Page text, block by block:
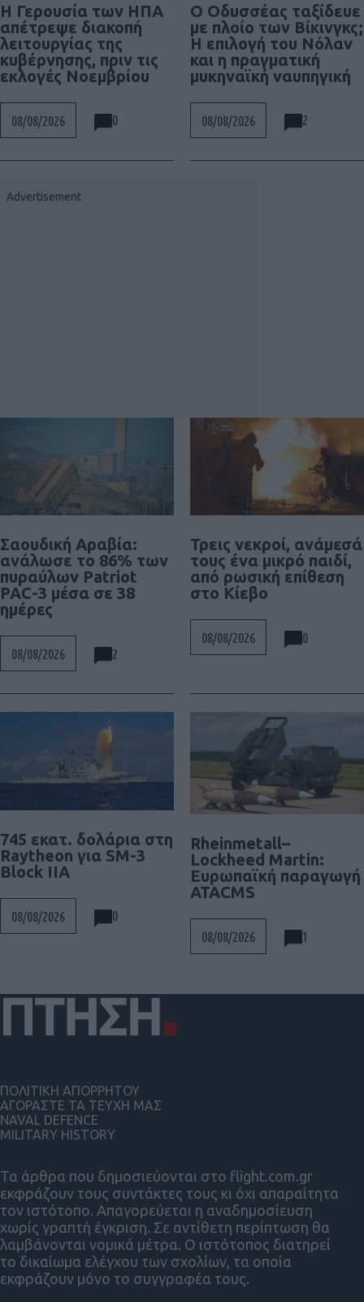
Η Γερουσία των ΗΠΑ
απέτρεψε διακοπή
λειτουργίας της
κυβέρνησης, πριν τις
εκλογές Νοεμβρίου
08/08/2026 0
Ο Οδυσσέας ταξίδευε
με πλοίο των Βίκινγκς;
Η επιλογή του Νόλαν
και η πραγματική
μυκηναϊκή ναυπηγική
08/08/2026 2
Σαουδική Αραβία:
ανάλωσε το 86% των
πυραύλων Patriot
PAC-3 μέσα σε 38
ημέρες
08/08/2026 2
Τρεις νεκροί, ανάμεσά
τους ένα μικρό παιδί,
από ρωσική επίθεση
στο Κίεβο
08/08/2026 0
745 εκατ. δολάρια στη
Raytheon για SM-3
Block IIA
08/08/2026 0
Rheinmetall–
Lockheed Martin:
Ευρωπαϊκή παραγωγή
ATACMS
08/08/2026 1
Τα άρθρα που δημοσιεύονται στο flight.com.gr
εκφράζουν τους συντάκτες τους κι όχι απαραίτητα
τον ιστότοπο. Απαγορεύεται η αναδημοσίευση
χωρίς γραπτή έγκριση. Σε αντίθετη περίπτωση θα
λαμβάνονται νομικά μέτρα. Ο ιστότοπος διατηρεί
το δικαίωμα ελέγχου των σχολίων, τα οποία
εκφράζουν μόνο το συγγραφέα τους.
ΠΟΛΙΤΙΚΗ ΑΠΟΡΡΗΤΟΥ
ΑΓΟΡΑΣΤΕ ΤΑ ΤΕΥΧΗ ΜΑΣ
NAVAL DEFENCE
MILITARY HISTORY